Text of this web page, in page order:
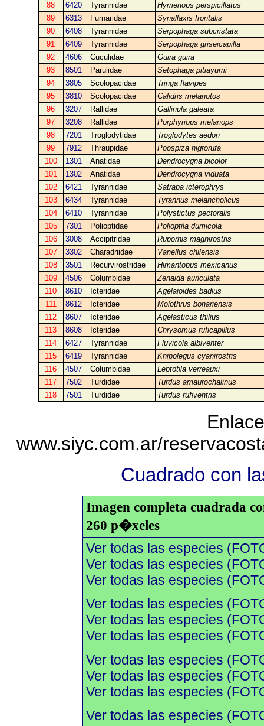
88
6420 Tyrannidae
Hymenops perspicillatus
89
6313 Furnaridae
Synallaxis frontalis
90
6408 Tyrannidae
Serpophaga subcristata
91
6409 Tyrannidae
Serpophaga griseicapilla
92
4606 Cuculidae
Guira guira
93
8501 Parulidae
Setophaga pitiayumi
94
3805 Scolopacidae
Tringa flavipes
95
3810 Scolopacidae
Calidris melanotos
96
3207 Rallidae
Gallinula galeata
97
3208 Rallidae
Porphyriops melanops
98
7201 Troglodytidae
Troglodytes aedon
99
7912 Thraupidae
Poospiza nigrorufa
100
1301 Anatidae
Dendrocygna bicolor
101
1302 Anatidae
Dendrocygna viduata
102
6421 Tyrannidae
Satrapa icterophrys
103
6434 Tyrannidae
Tyrannus melancholicus
104
6410 Tyrannidae
Polystictus pectoralis
105
7301 Polioptidae
Polioptila dumicola
106
3008 Accipitridae
Rupornis magnirostris
107
3302 Charadriidae
Vanellus chilensis
108
3501 Recurvirostridae
Himantopus mexicanus
109
4506 Columbidae
Zenaida auriculata
110
8610 Icteridae
Agelaioides badius
111
8612 Icteridae
Molothrus bonariensis
112
8607 Icteridae
Agelasticus thilius
113
8608 Icteridae
Chrysomus ruficapillus
114
6427 Tyrannidae
Fluvicola albiventer
115
6419 Tyrannidae
Knipolegus cyanirostris
116
4507 Columbidae
Leptotila verreauxi
117
7502 Turdidae
Turdus amaurochalinus
118
7501 Turdidae Turdus rufiventris
www.siyc.com.ar/
Cuadrado con
Imagen completa cuadrada
260 p�xeles
Ver todas las especies
Ver todas las especies
Ver todas las especies
Ver todas las especies
Ver todas las especies
Ver todas las especies
Ver todas las especies
Ver todas las especies
Ver todas las especies
Ver todas las especies